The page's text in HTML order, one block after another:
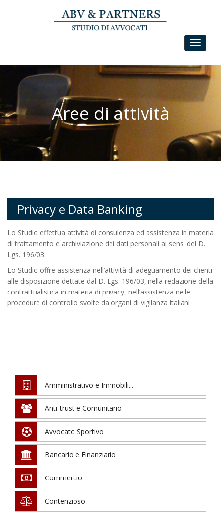
Toggle
Aree di attività
Privacy e Data Banking
Lo Studio effettua attività di consulenza ed assistenza in materia
di trattamento e archiviazione dei dati personali ai sensi del D.
Lgs. 196/03.
Lo Studio offre assistenza nell’attività di adeguamento dei clienti
alle disposizione dettate dal D. Lgs. 196/03, nella redazione della
contrattualistica in materia di privacy, nell’assistenza nelle
procedure di controllo svolte da organi di vigilanza italiani
Amministrativo e Immobili...
Anti-trust e Comunitario
Avvocato Sportivo
Bancario e Finanziario
Commercio
Contenzioso